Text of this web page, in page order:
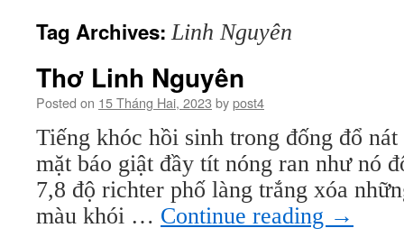
Tag Archives:Linh Nguyên
Thơ Linh Nguyên
Posted on 15 Tháng Hai, 2023 bypost4
Tiếng khóc hồi sinh trong đống đổ
mặt báo giật đầy tít nóng ran như nó
7,8 độ richter phố làng trắng xóa
màu khói … Continue reading →